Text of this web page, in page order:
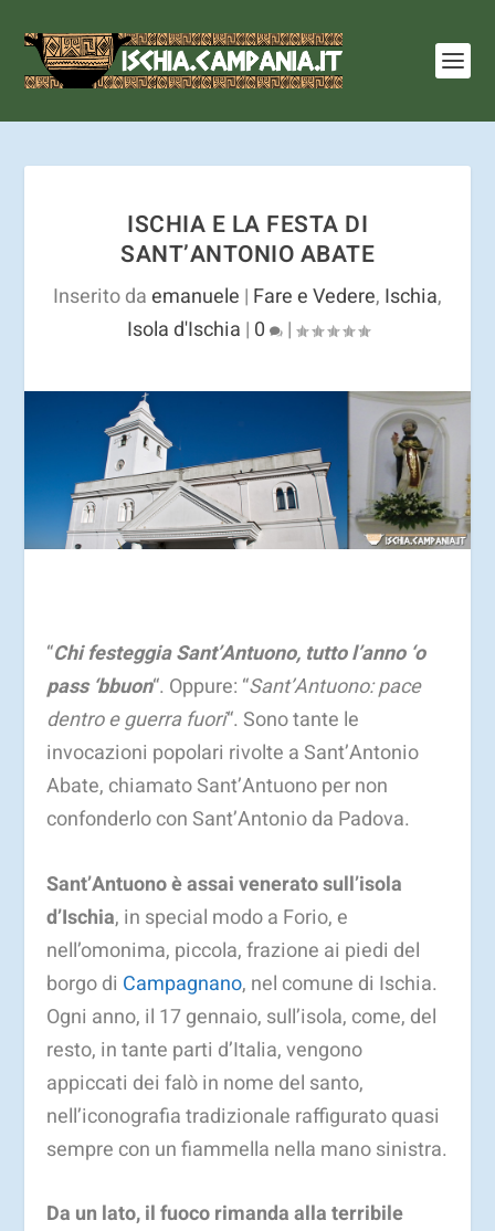
ISCHIA E LA FESTA DI
SANT’ANTONIO ABATE
Inserito daemanuele | Fare e Vedere, Ischia,
Isola d'Ischia | 0 |
“Chi festeggia Sant’Antuono, tutto l’anno ‘o
pass ‘bbuon“. Oppure: “Sant’Antuono: pace
dentro e guerra fuori“. Sono tante le
invocazioni popolari rivolte a Sant’Antonio
Abate, chiamato Sant’Antuono per non
confonderlo con Sant’Antonio da Padova.
Sant’Antuono è assai venerato sull’isola
d’Ischia, in special modo a Forio, e
nell’omonima, piccola, frazione ai piedi del
borgo di Campagnano, nel comune di Ischia.
Ogni anno, il 17 gennaio, sull’isola, come, del
resto, in tante parti d’Italia, vengono
appiccati dei falò in nome del santo,
nell’iconografia tradizionale raffigurato quasi
sempre con un fiammella nella mano sinistra.
Da un lato, il fuoco rimanda alla terribile
tali servizi, accetti l'utilizzo dei cookie.
Ulteriori
informazioni
OK